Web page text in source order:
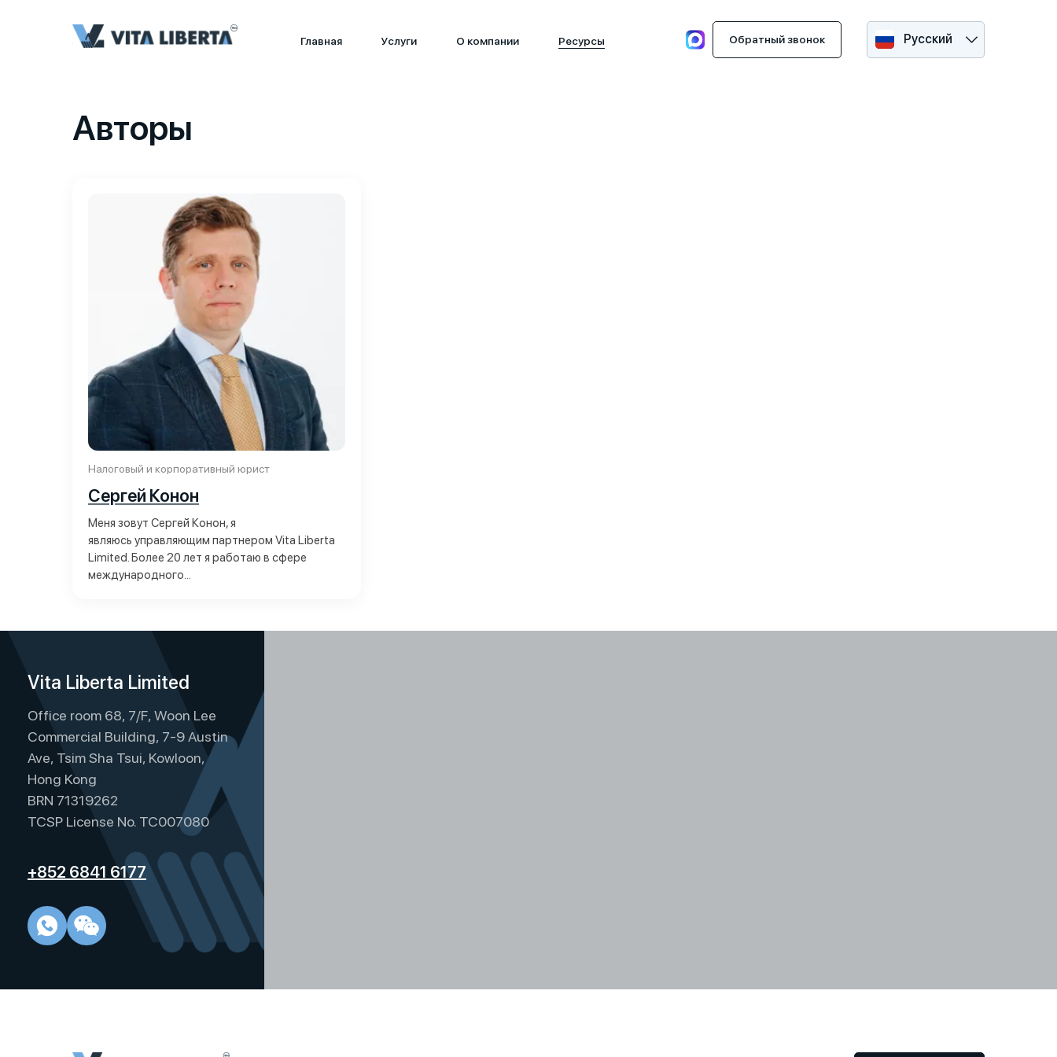
Главная Услуги О компании Ресурсы Обратный звонок Русский
Авторы
Налоговый и корпоративный юрист
Сергей Конон
Меня зовут Сергей Конон, я
являюсь управляющим партнером Vita Liberta
Limited. Более 20 лет я работаю в сфере
международного...
Vita Liberta Limited
Office room 68, 7/F, Woon Lee
Commercial Building, 7-9 Austin
Ave, Tsim Sha Tsui, Kowloon,
Hong Kong
BRN 71319262
TCSP License No. TC007080
+852 6841 6177